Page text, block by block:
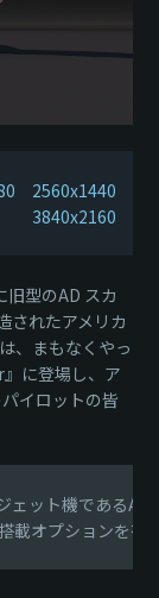
2560x1440
3840x2160
型のAD スカ
されたアメリカ
、まもなくやっ
に登場し、ア
イロットの皆
ェット機であるAD
載オプションを有